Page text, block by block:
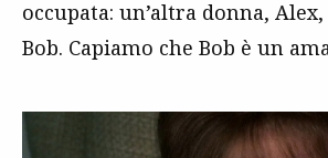
occupata: un’altra donna,
Bob. Capiamo che Bob è un